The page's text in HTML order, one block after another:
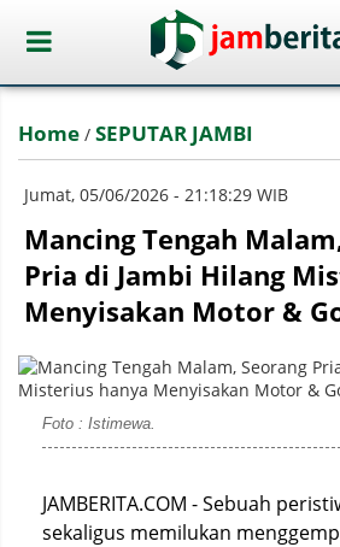
Home / SEPUTAR JAMBI
Jumat, 05/06/2026 - 21:18:29 WIB
Mancing Tengah
Pria di Jambi Hilang
Menyisakan Motor &
Foto : Istimewa.
JAMBERITA.COM - Sebuah
sekaligus memilukan